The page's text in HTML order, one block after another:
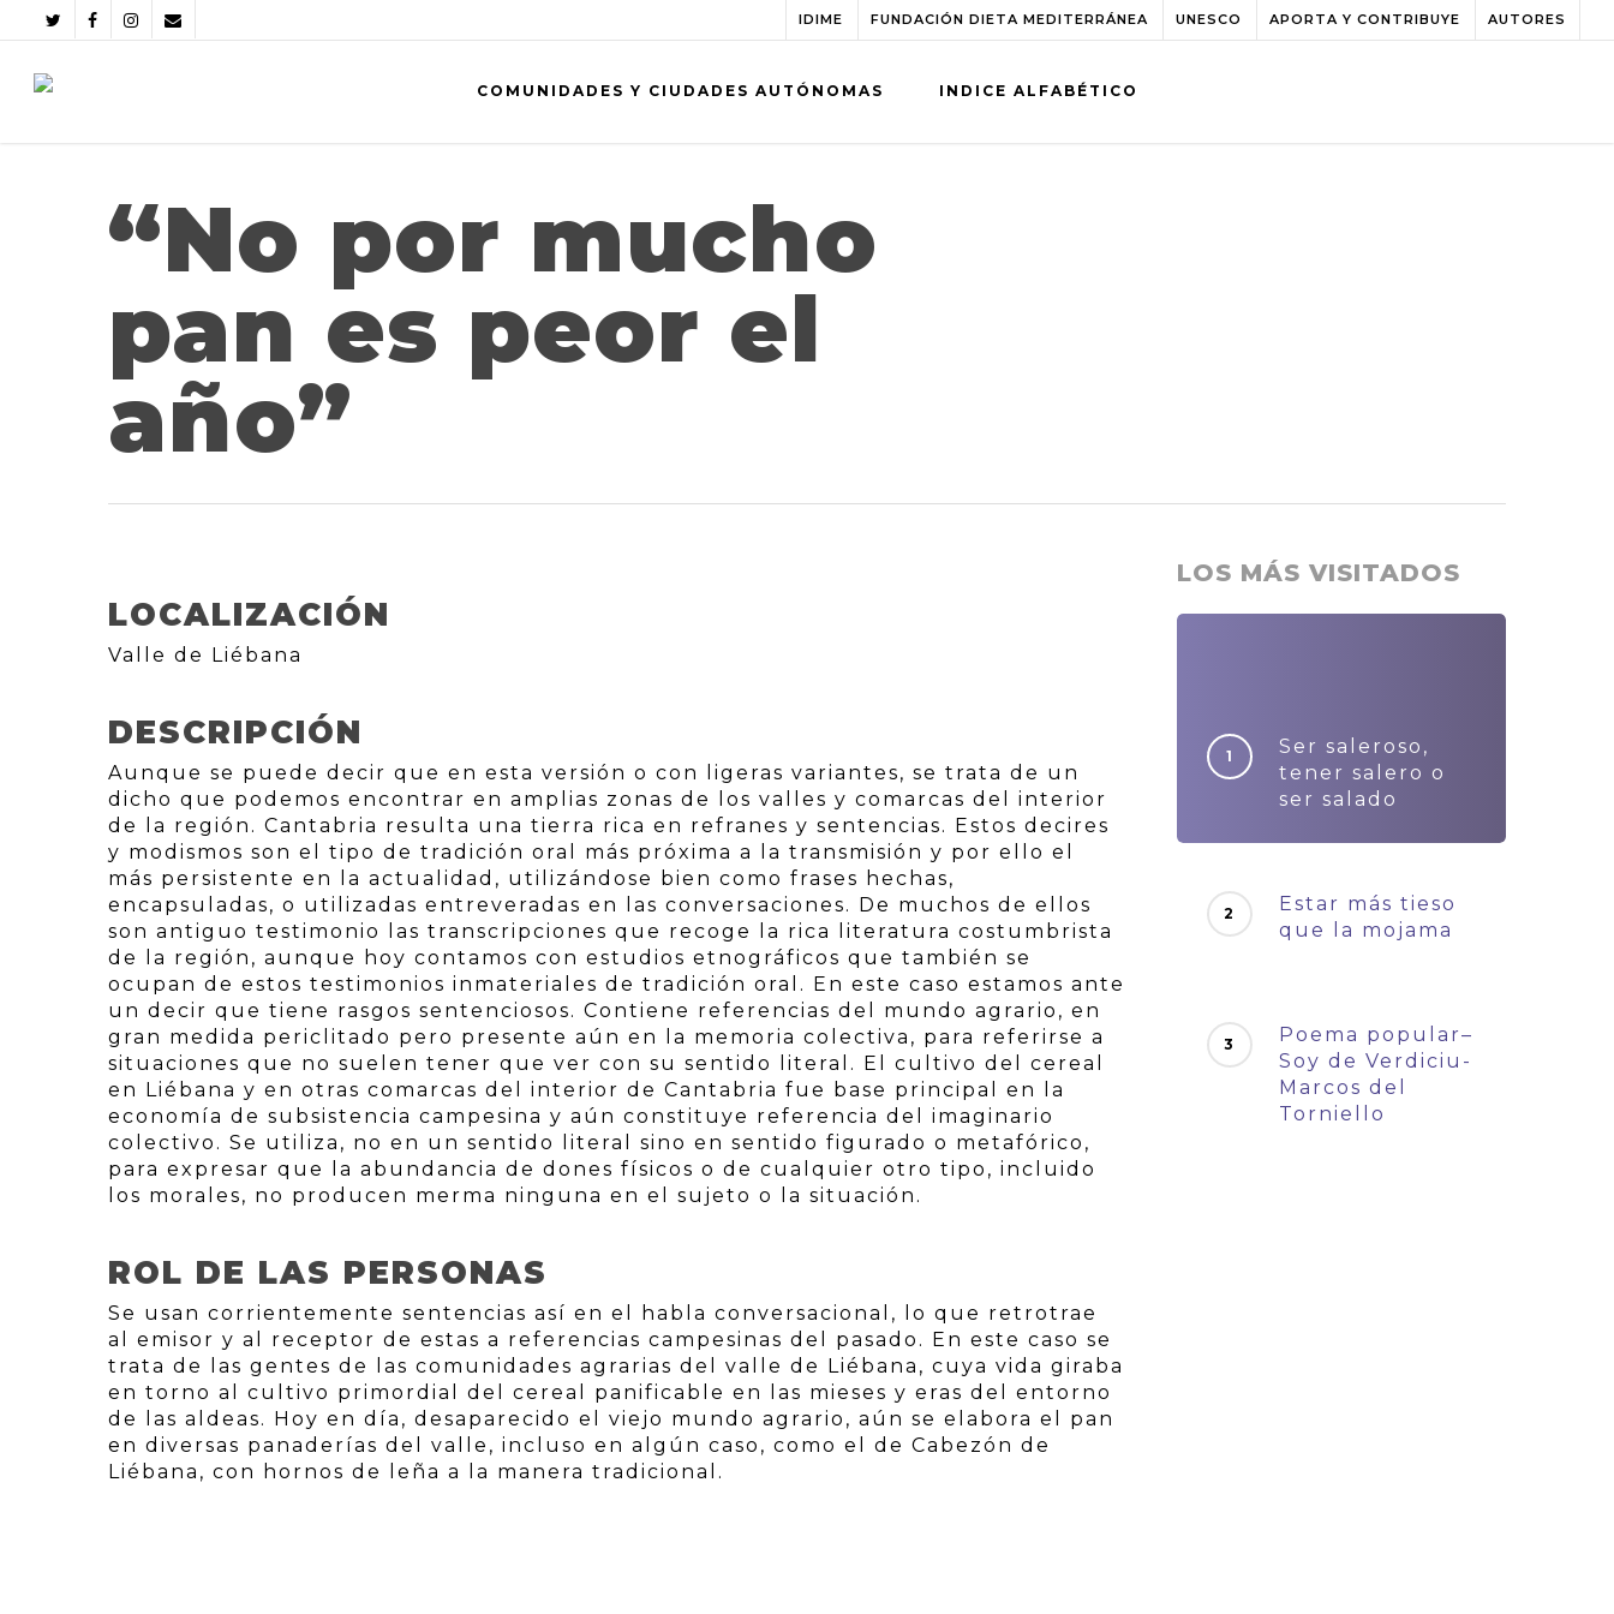
IDIME FUNDACIÓN DIETA MEDITERRÁNEA UNESCO APORTA Y CONTRIBUYE AUTORES
COMUNIDADES Y CIUDADES AUTÓNOMAS INDICE ALFABÉTICO
“No por mucho
pan es peor el
año”
LOCALIZACIÓN
Valle de Liébana
DESCRIPCIÓN
Aunque se puede decir que en esta versión o con ligeras variantes, se trata de un
dicho que podemos encontrar en amplias zonas de los valles y comarcas del interior
de la región. Cantabria resulta una tierra rica en refranes y sentencias. Estos decires
y modismos son el tipo de tradición oral más próxima a la transmisión y por ello el
más persistente en la actualidad, utilizándose bien como frases hechas,
encapsuladas, o utilizadas entreveradas en las conversaciones. De muchos de ellos
son antiguo testimonio las transcripciones que recoge la rica literatura costumbrista
de la región, aunque hoy contamos con estudios etnográficos que también se
ocupan de estos testimonios inmateriales de tradición oral. En este caso estamos ante
un decir que tiene rasgos sentenciosos. Contiene referencias del mundo agrario, en
gran medida periclitado pero presente aún en la memoria colectiva, para referirse a
situaciones que no suelen tener que ver con su sentido literal. El cultivo del cereal
en Liébana y en otras comarcas del interior de Cantabria fue base principal en la
economía de subsistencia campesina y aún constituye referencia del imaginario
colectivo. Se utiliza, no en un sentido literal sino en sentido figurado o metafórico,
para expresar que la abundancia de dones físicos o de cualquier otro tipo, incluido
los morales, no producen merma ninguna en el sujeto o la situación.
ROL DE LAS PERSONAS
Se usan corrientemente sentencias así en el habla conversacional, lo que retrotrae
al emisor y al receptor de estas a referencias campesinas del pasado. En este caso se
trata de las gentes de las comunidades agrarias del valle de Liébana, cuya vida giraba
en torno al cultivo primordial del cereal panificable en las mieses y eras del entorno
de las aldeas. Hoy en día, desaparecido el viejo mundo agrario, aún se elabora el pan
en diversas panaderías del valle, incluso en algún caso, como el de Cabezón de
Liébana, con hornos de leña a la manera tradicional.
LOS MÁS VISITADOS
Ser saleroso,
tener salero o
ser salado
Estar más tieso
que la mojama
Poema popular–
Soy de Verdiciu-
Marcos del
Torniello